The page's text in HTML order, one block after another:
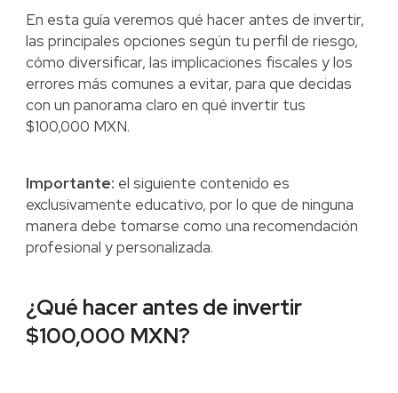
En esta guía veremos qué hacer antes de invertir,
las principales opciones según tu perfil de riesgo,
cómo diversificar, las implicaciones fiscales y los
errores más comunes a evitar, para que decidas
con un panorama claro en qué invertir tus
$100,000 MXN.
Importante: el siguiente contenido es
exclusivamente educativo, por lo que de ninguna
manera debe tomarse como una recomendación
profesional y personalizada.
¿Qué hacer antes de invertir
$100,000 MXN?